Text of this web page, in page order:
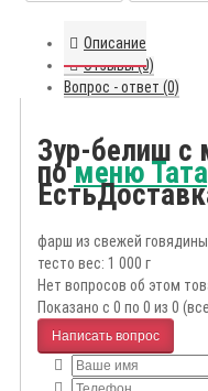
Описание
Отзывы (0)
Вопрос - ответ (0)
Зур-белиш с
поменю
фарш из свежей
тесто вес: 1 000 г
Нет вопросов об этом
Показано с 0 по 0 из 0
Написать вопрос